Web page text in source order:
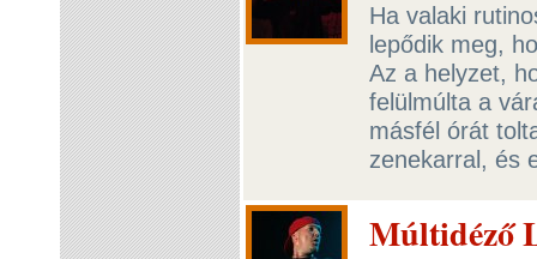
Ha valaki
lepődik meg,
Az a helyzet,
felülmúlta a
másfél órát
zenekarral, és
Múltidéző